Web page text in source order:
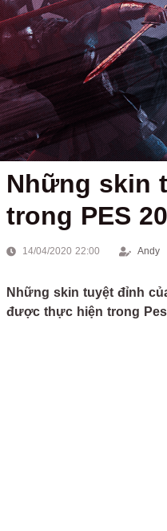
Những skin
trong PES
14/04/2020 22:00 Andy
Những skin tuyệt đỉnh
được thực hiện trong Pes